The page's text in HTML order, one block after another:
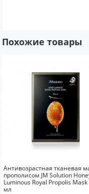
Похожие товары
Антивозрастная тканевая
прополисом JM Solution
Luminous Royal Propolis Mask
мл